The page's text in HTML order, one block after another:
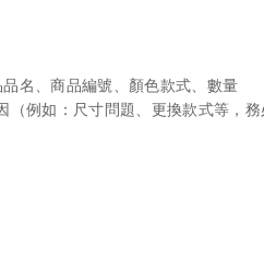
名、商品編號、顏色款式、數量
（例如：尺寸問題、更換款式等，務